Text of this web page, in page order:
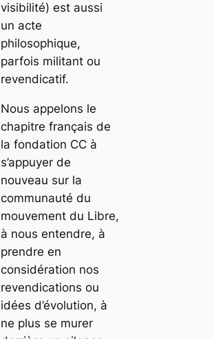
visibilité) est aussi
un acte
philosophique,
parfois militant ou
revendicatif.
Nous appelons le
chapitre français de
la fondation CC à
s’appuyer de
nouveau sur la
communauté du
mouvement du Libre,
à nous entendre, à
prendre en
considération nos
revendications ou
idées d’évolution, à
ne plus se murer